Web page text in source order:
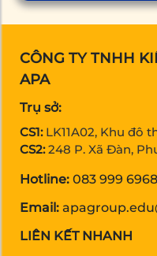
CÔNG TY TNHH
APA
Trụ sở:
CS1: LK11A02, Khu đô
CS2: 248 P. Xã Đàn,
Hotline: 083 999 6968
Email:
LIÊN KẾT NHANH